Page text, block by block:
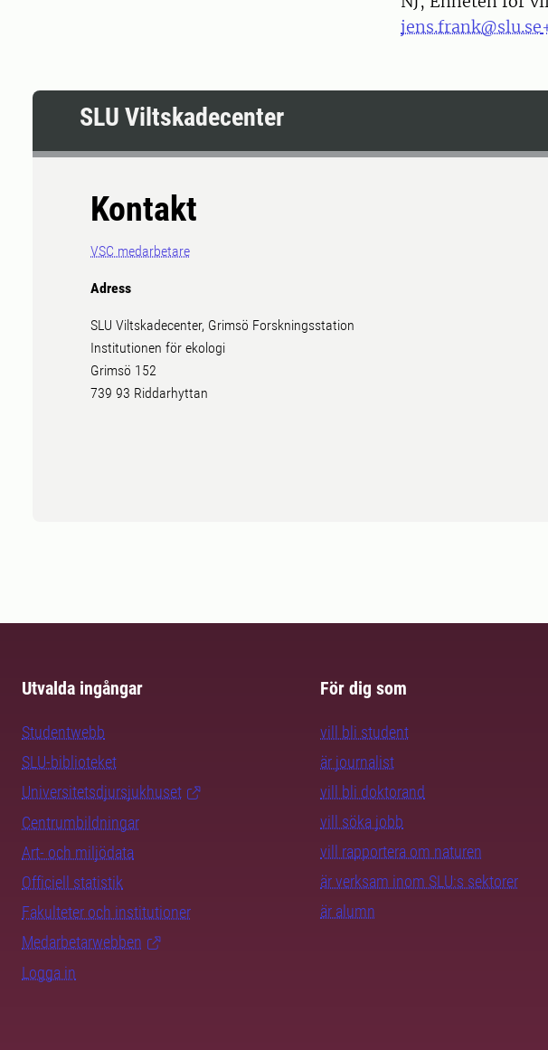
jens.frank@slu.se
SLU Viltskadecenter
Kontakt
VSC medarbetare
Adress
SLU Viltskadecenter, Grimsö Forskningsstation
Institutionen för ekologi
Grimsö 152
739 93 Riddarhyttan
Utvalda ingångar
Studentwebb
SLU-biblioteket
Universitetsdjursjukhuset
Centrumbildningar
Art- och miljödata
Officiell statistik
Fakulteter och institutioner
Medarbetarwebben
Logga in
För dig som
vill bli student
är journalist
vill bli doktorand
vill söka jobb
vill rapportera om naturen
är verksam inom SLU:s sektorer
är alumn